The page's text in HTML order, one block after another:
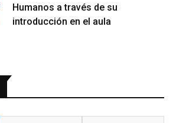
Humanos a través de su
introducción en el aula